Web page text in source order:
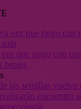
que riego con
brotes